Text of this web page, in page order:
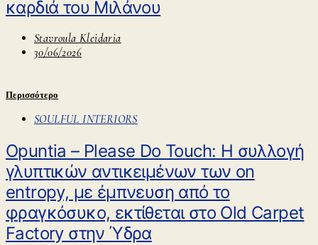
καρδιά του Μιλάνου
Stavroula Kleidaria
30/06/2026
Περισσότερο
SOULFUL INTERIORS
Opuntia – Please Do Touch: Η συλλογή
γλυπτικών αντικειμένων των on
entropy, με έμπνευση από το
φραγκόσυκο, εκτίθεται στο Old Carpet
Factory στην Ύδρα